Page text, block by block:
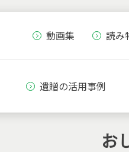
動画集 読み
遺贈の活用事例
お